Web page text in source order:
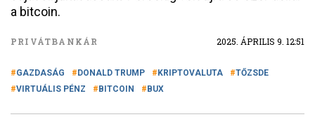
a bitcoin.
PRIVÁTBANKÁR 2025. ÁPRILIS 9. 12:51
GAZDASÁG DONALD TRUMP KRIPTOVALUTA
TŐZSDE
VIRTUÁLIS PÉNZ
BITCOIN BUX